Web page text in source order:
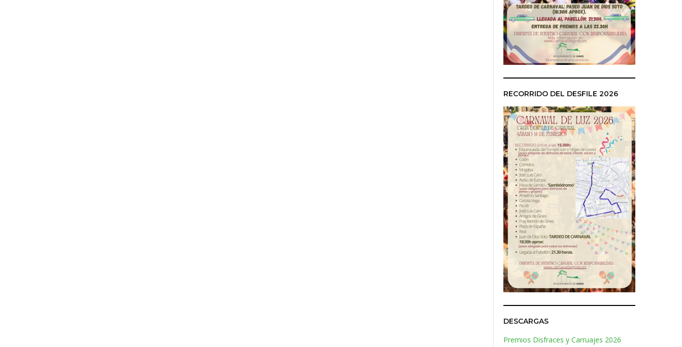
RECORRIDO DEL DESFILE 2026
DESCARGAS
Premios Disfraces y Carruajes 2026